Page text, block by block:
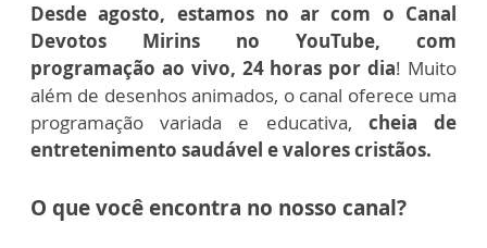
Desde agosto, estamos no ar com o Canal
Devotos Mirins no YouTube, com
programação ao vivo, 24 horas por dia! Muito
além de desenhos animados, o canal oferece uma
programação variada e educativa, cheia de
entretenimento saudável e valores cristãos.
O que você encontra no nosso canal?